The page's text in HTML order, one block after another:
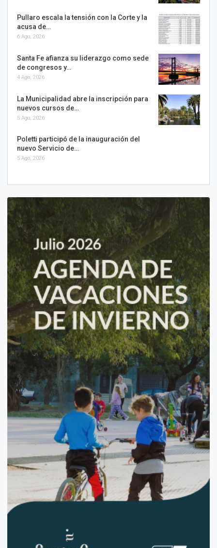
Pullaro escala la tensión con la Corte y la
acusa de…
6 Ago, 2026
Santa Fe afianza su liderazgo como sede
de congresos y…
4 Ago, 2026
La Municipalidad abre la inscripción para
nuevos cursos de…
5 Ago, 2026
Poletti participó de la inauguración del
nuevo Servicio de…
5 Ago, 2026